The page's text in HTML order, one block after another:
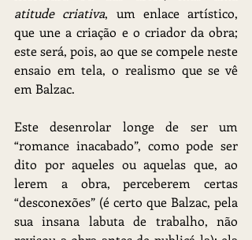
atitude criativa, um enlace artístico,
que une a criação e o criador da obra;
este será, pois, ao que se compele neste
ensaio em tela, o realismo que se vê
em Balzac.
Este desenrolar longe de ser um
“romance inacabado”, como pode ser
dito por aqueles ou aquelas que, ao
lerem a obra, perceberem certas
“desconexões” (é certo que Balzac, pela
sua insana labuta de trabalho, não